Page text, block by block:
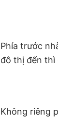
Phía trước
đô thị đến thì
Không riêng